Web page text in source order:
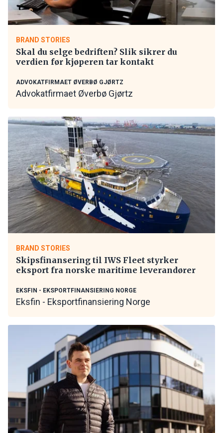
BRAND STORIES
Skal du selge bedriften? Slik sikrer du
verdien før kjøperen tar kontakt
ADVOKATFIRMAET ØVERBØ GJØRTZ
Advokatfirmaet Øverbø Gjørtz
BRAND STORIES
Skipsfinansering til IWS Fleet styrker
eksport fra norske maritime leverandører
EKSFIN - EKSPORTFINANSIERING NORGE
Eksfin - Eksportfinansiering Norge